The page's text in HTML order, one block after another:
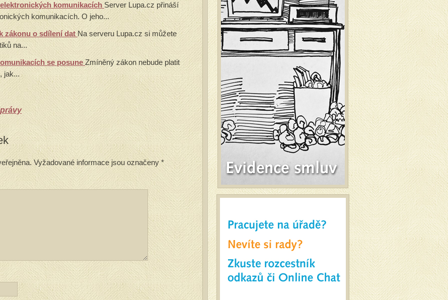
komunikacích Server Lupa.cz přináší
komunikacích. O jeho...
zákonu o sdílení datNa serveru Lupa.cz si můžete
na...
se posuneZmíněný zákon nebude platit
jak...
Vyžadované informace jsou označeny*